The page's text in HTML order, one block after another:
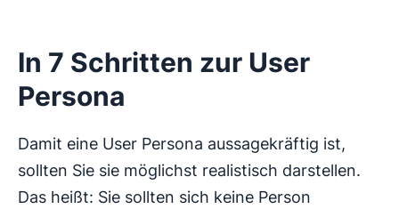
In 7 Schritten zur User
Persona
Damit eine User Persona aussagekräftig ist,
sollten Sie sie möglichst realistisch darstellen.
Das heißt: Sie sollten sich keine Person